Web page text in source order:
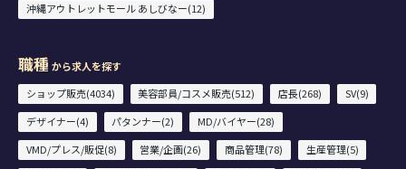
沖縄アウトレットモール あしびなー(12)
職種 から求人を探す
ショップ販売(4034)
美容部員/コスメ販売(512) 店長(268)
SV(9)
デザイナー(4)
パタンナー(2)
MD/バイヤー(28)
VMD/プレス/販促(8)
営業/企画(26) 商品管理(78)
生産管理(5)